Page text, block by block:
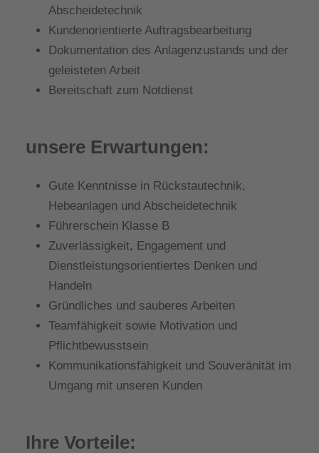
Abscheidetechnik
Kundenorientierte Auftragsbearbeitung
Dokumentation des Anlagenzustands und der
geleisteten Arbeit
Bereitschaft zum Notdienst
unsere Erwartungen:
Gute Kenntnisse in Rückstautechnik,
Hebeanlagen und Abscheidetechnik
Führerschein Klasse B
Zuverlässigkeit, Engagement und
Dienstleistungsorientiertes Denken und
Handeln
Gründliches und sauberes Arbeiten
Teamfähigkeit sowie Motivation und
Pflichtbewusstsein
Kommunikationsfähigkeit und Souveränität im
Umgang mit unseren Kunden
Ihre Vorteile: